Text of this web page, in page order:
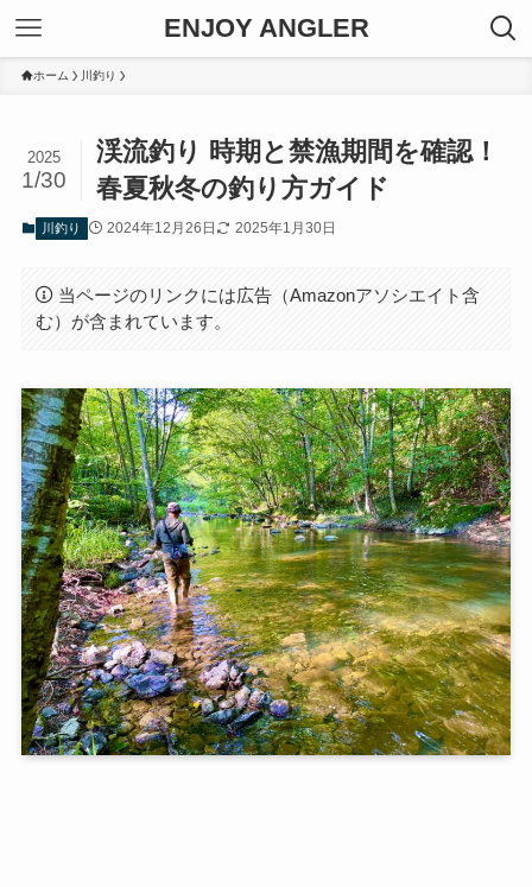
ENJOY ANGLER
ホーム 川釣り
渓流釣り 時期と禁漁期間を確認！
春夏秋冬の釣り方ガイド
2025
1/30
川釣り 2024年12月26日 2025年1月30日
当ページのリンクには広告（Amazonアソシエイト含
む）が含まれています。